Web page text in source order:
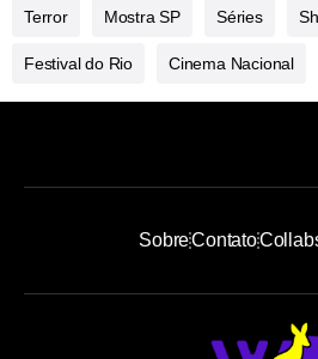
Terror Mostra SP Séries
Festival do Rio Cinema Nacional
SobreContato